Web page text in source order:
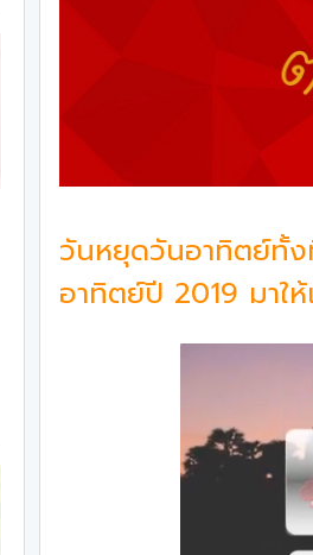
วันหยุดวันอาทิตย์ทั้
อาทิตย์ปี 2019 มาใ